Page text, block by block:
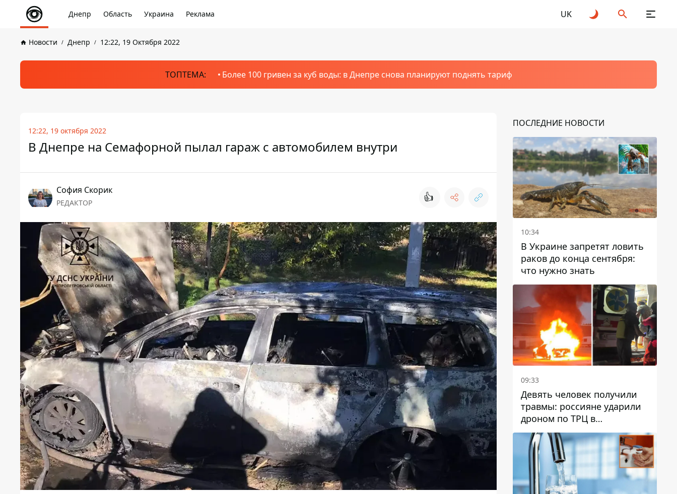
Днепр Область Украина Реклама UK
Новости Днепр 12:22, 19 Октября 2022
ТОПТЕМА: Более 100 гривен за куб воды: в Днепре снова планируют поднять тариф
12:22, 19 октября 2022
В Днепре на Семафорной пылал гараж с автомобилем внутри
София Скорик
РЕДАКТОР 👍
ПОСЛЕДНИЕ НОВОСТИ
10:34
В Украине запретят ловить
раков до конца сентября:
что нужно знать
09:33
Девять человек получили
травмы: россияне ударили
дроном по ТРЦ в
Павлограде, будет ли
работать заведение в
дальнейшем